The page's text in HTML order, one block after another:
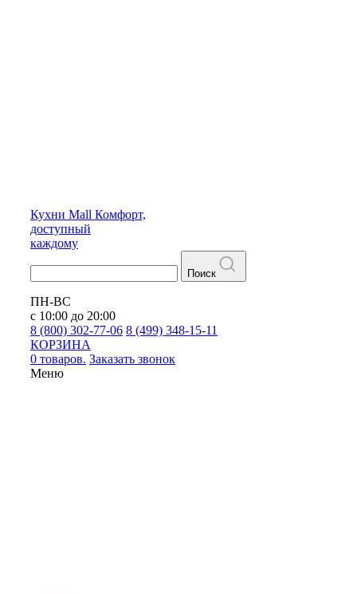
Кухни Mall Комфорт,
доступный
каждому
Поиск
ПН-ВС
с 10:00 до 20:00
8 (800) 302-77-06 8 (499) 348-15-11
КОРЗИНА
0 товаров. Заказать звонок
Меню